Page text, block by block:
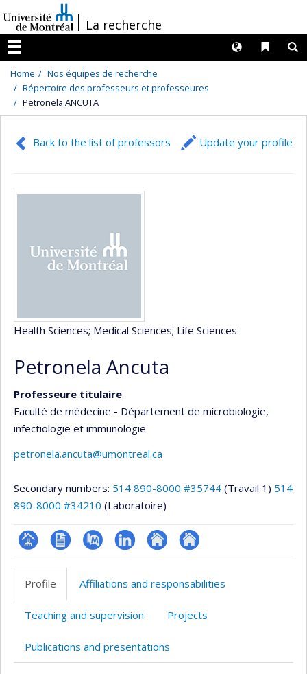
au
contenu
/La recherche
Menu
Liens
Langues
Home
Nos équipes de recherche
Répertoire des professeurs et professeures
Petronela ANCUTA
Back to the list of professors Update your profile
Health Sciences; Medical Sciences; Life Sciences
Petronela Ancuta
Professeure titulaire
Faculté de médecine - Département de microbiologie,
infectiologie et immunologie
petronela.ancuta@umontreal.ca
Secondary numbers: 514 890-8000 #35744 (Travail 1) 514
890-8000 #34210 (Laboratoire)
Page
professionnelle
CV
PubMedLinkedInAutre
web
Autre
Profile Affiliations and responsabilities
Teaching and supervision Projects
Publications and presentations